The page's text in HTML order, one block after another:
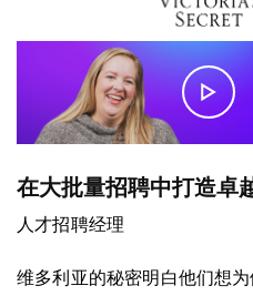
在大批量招聘中打造卓
人才招聘经理
维多利亚的秘密明白他们想